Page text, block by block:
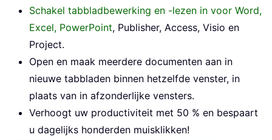
Schakel tabbladbewerking en -lezen in voor Word,
Excel, PowerPoint, Publisher, Access, Visio en
Project.
Open en maak meerdere documenten aan in
nieuwe tabbladen binnen hetzelfde venster, in
plaats van in afzonderlijke vensters.
Verhoogt uw productiviteit met 50 % en bespaart
u dagelijks honderden muisklikken!